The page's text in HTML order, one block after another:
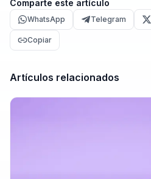
Comparte este artículo
WhatsApp Telegram
Copiar
Artículos relacionados